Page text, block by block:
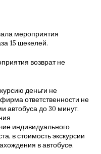
мероприятия
15 шекелей.
возврат не
деньги не
ответственности не
автобуса до 30 минут.
индивидуального
в стоимость экскурсии
в автобусе.